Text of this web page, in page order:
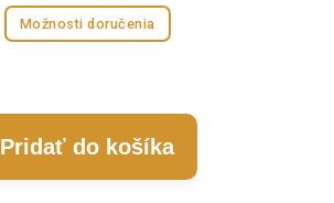
Možnosti doručenia
Pridať do košíka